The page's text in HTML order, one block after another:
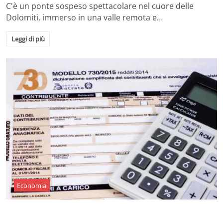
C'è un ponte sospeso spettacolare nel cuore delle
Dolomiti, immerso in una valle remota e…
Leggi di più
Economia